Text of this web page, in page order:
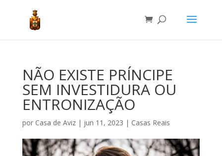
NÃO EXISTE PRÍNCIPE
SEM INVESTIDURA OU
ENTRONIZAÇÃO
por Casa de Aviz| jun 11, 2023 | Casas Reais